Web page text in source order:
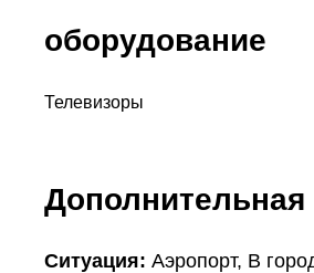
оборудование
Телевизоры
Ситуация: Аэропорт, В